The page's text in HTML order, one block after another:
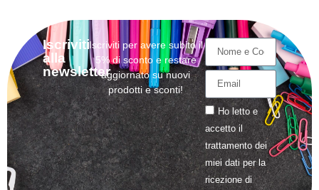
Iscriviti
alla
newsletter
Iscriviti per avere subito il
5% di sconto e restare
aggiornato su nuovi
prodotti e sconti!
Ho letto e
accetto il
trattamentodei
miei dati per la
ricezione di